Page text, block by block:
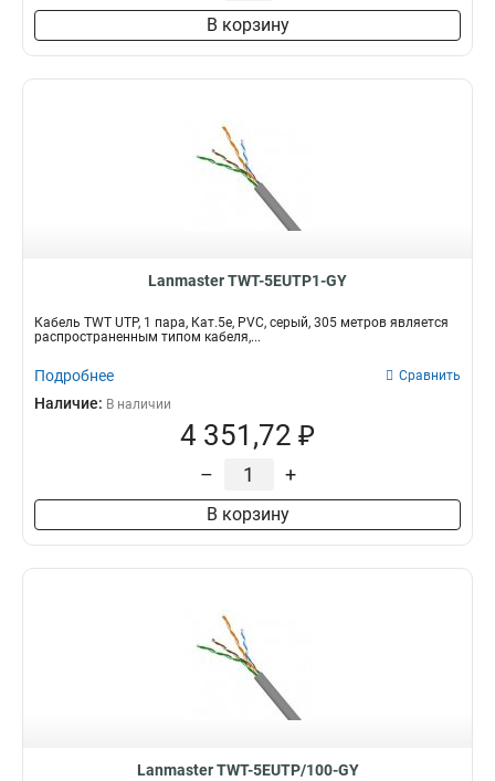
В корзину
Lanmaster TWT-5EUTP1-GY
Кабель TWT UTP, 1 пара, Кат.5e, PVC, серый, 305 метров является
распространенным типом кабеля,...
Подробнее Сравнить
Наличие: В наличии
4 351,72 ₽
– +
В корзину
Lanmaster TWT-5EUTP/100-GY